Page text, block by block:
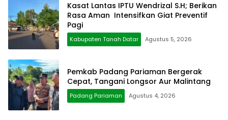
Kasat Lantas IPTU Wendrizal S.H; Berikan
Rasa Aman Intensifkan Giat Preventif
Pagi
Kabupaten Tanah Datar Agustus 5, 2026
Pemkab Padang Pariaman Bergerak
Cepat, Tangani Longsor Aur Malintang
Padang Pariaman Agustus 4, 2026